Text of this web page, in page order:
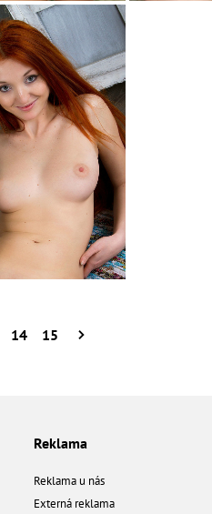
14 15
Reklama
Reklama u nás
Externá reklama